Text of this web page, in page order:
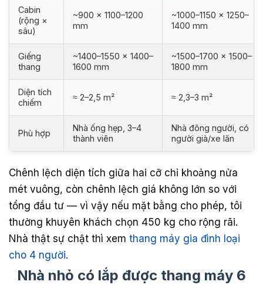
Cabin
(rộng ×
sâu)
~900 × 1100–1200
mm
~1000–1150 × 1250–
1400 mm
Giếng
thang
~1400–1550 × 1400–
1600 mm
~1500–1700 × 1500–
1800 mm
Diện tích
chiếm
≈ 2–2,5 m² ≈ 2,3–3 m²
Phù hợp
Nhà ống hẹp, 3–4
thành viên
Nhà đông người, có
người già/xe lăn
Chênh lệch diện tích giữa hai cỡ chỉ khoảng nửa
mét vuông, còn chênh lệch giá không lớn so với
tổng đầu tư — vì vậy nếu mặt bằng cho phép, tôi
thường khuyên khách chọn 450 kg cho rộng rãi.
Nhà thật sự chật thì xem thang máy gia đình loại
cho 4 người.
Nhà nhỏ có lắp được thang máy 6